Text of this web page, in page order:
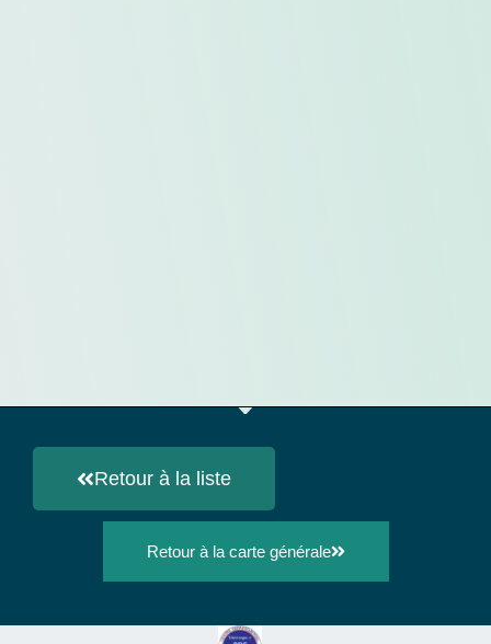
Retour à la liste
Retour à la carte générale